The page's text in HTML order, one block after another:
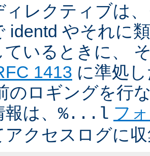
ィレクティブは
identd やそれに
ているときに、
1413 に準処
のロギングを行
は、 %...l フ
アクセスログに